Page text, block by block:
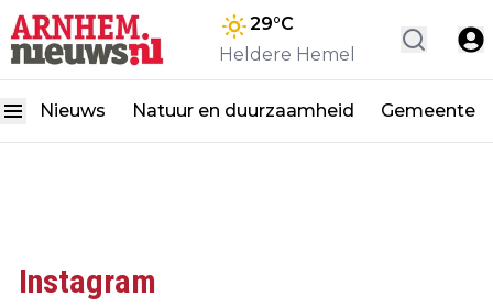
29°C
Heldere Hemel
Nieuws Natuur en duurzaamheid Gemeente
Instagram